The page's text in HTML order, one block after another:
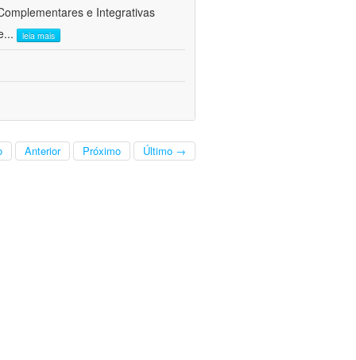
e Integrativas
... leia mais
Anterior Próximo Último →